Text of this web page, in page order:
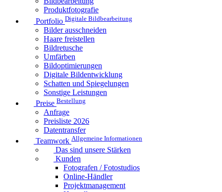
Produktfotografie
Portfolio Digitale Bildbearbeitung
Bilder ausschneiden
Haare freistellen
Bildretusche
Umfärben
Bildoptimierungen
Digitale Bildentwicklung
Schatten und Spiegelungen
Sonstige Leistungen
Preise Bestellung
Anfrage
Preisliste 2026
Datentransfer
Teamwork Allgemeine Informationen
Das sind unsere Stärken
Kunden
Fotografen / Fotostudios
Online-Händler
Projektmanagement